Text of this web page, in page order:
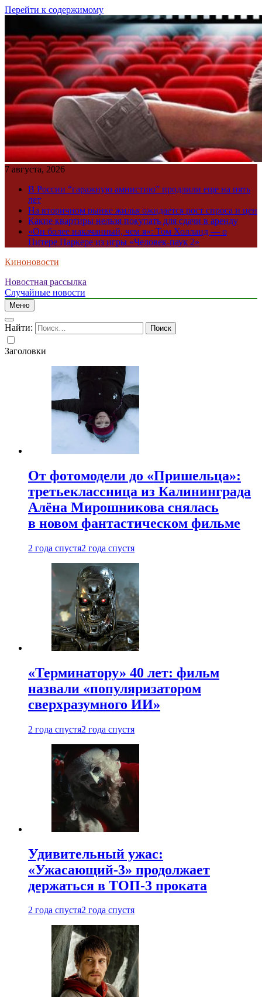
Перейти к содержимому
7 августа, 2026
В России “гаражную амнистию” продлили еще на пять
лет
На вторичном рынке жилья ожидается рост спроса и цен
Какие квартиры нельзя покупать для сдачи в аренду
«Он более накачанный, чем я»: Том Холланд — о
Питере Паркере из игры «Человек-паук 2»
Киноновости
Новостная рассылка
Случайные новости
Меню
Найти:
Заголовки
От фотомодели до «Пришельца»:
третьеклассница из Калининграда
Алёна Мирошникова снялась
в новом фантастическом фильме
2 года спустя2 года спустя
«Терминатору» 40 лет: фильм
назвали «популяризатором
сверхразумного ИИ»
2 года спустя2 года спустя
Удивительный ужас:
«Ужасающий-3» продолжает
держаться в ТОП-3 проката
2 года спустя2 года спустя